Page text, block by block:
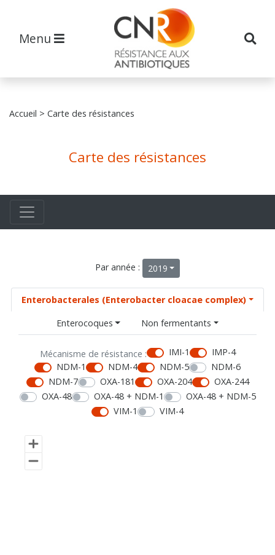
Menu
Accueil > Carte des résistances
Carte des résistances
Par année : 2019
Enterobacterales (Enterobacter cloacae complex)
Enterocoques
Non fermentants
Mécanisme de résistance : IMI-1
IMP-4
NDM-1
NDM-4 NDM-5
NDM-6
NDM-7
OXA-181 OXA-204
OXA-244
OXA-48
OXA-48 + NDM-1
OXA-48 + NDM-5
VIM-1
VIM-4